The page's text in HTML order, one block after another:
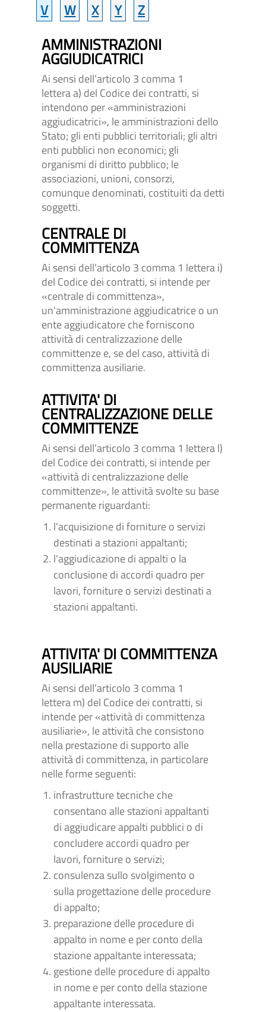
V
W X Y Z
AMMINISTRAZIONI
AGGIUDICATRICI
Ai sensi dell’articolo 3 comma 1
lettera a) del Codice dei contratti, si
intendono per «amministrazioni
aggiudicatrici», le amministrazioni dello
Stato; gli enti pubblici territoriali; gli altri
enti pubblici non economici; gli
organismi di diritto pubblico; le
associazioni, unioni, consorzi,
comunque denominati, costituiti da detti
soggetti.
CENTRALE DI
COMMITTENZA
Ai sensi dell’articolo 3 comma 1 lettera i)
del Codice dei contratti, si intende per
«centrale di committenza»,
un'amministrazione aggiudicatrice o un
ente aggiudicatore che forniscono
attività di centralizzazione delle
committenze e, se del caso, attività di
committenza ausiliarie.
ATTIVITA' DI
CENTRALIZZAZIONE DELLE
COMMITTENZE
Ai sensi dell’articolo 3 comma 1 lettera l)
del Codice dei contratti, si intende per
«attività di centralizzazione delle
committenze», le attività svolte su base
permanente riguardanti:
l'acquisizione di forniture o servizi
destinati a stazioni appaltanti;
l'aggiudicazione di appalti o la
conclusione di accordi quadro per
lavori, forniture o servizi destinati a
stazioni appaltanti.
ATTIVITA' DI COMMITTENZA
AUSILIARIE
Ai sensi dell’articolo 3 comma 1
lettera m) del Codice dei contratti, si
intende per «attività di committenza
ausiliarie», le attività che consistono
nella prestazione di supporto alle
attività di committenza, in particolare
nelle forme seguenti:
infrastrutture tecniche che
consentano alle stazioni appaltanti
di aggiudicare appalti pubblici o di
concludere accordi quadro per
lavori, forniture o servizi;
consulenza sullo svolgimento o
sulla progettazione delle procedure
di appalto;
preparazione delle procedure di
appalto in nome e per conto della
stazione appaltante interessata;
gestione delle procedure di appalto
in nome e per conto della stazione
appaltante interessata.
Nessun
risultato
trovato